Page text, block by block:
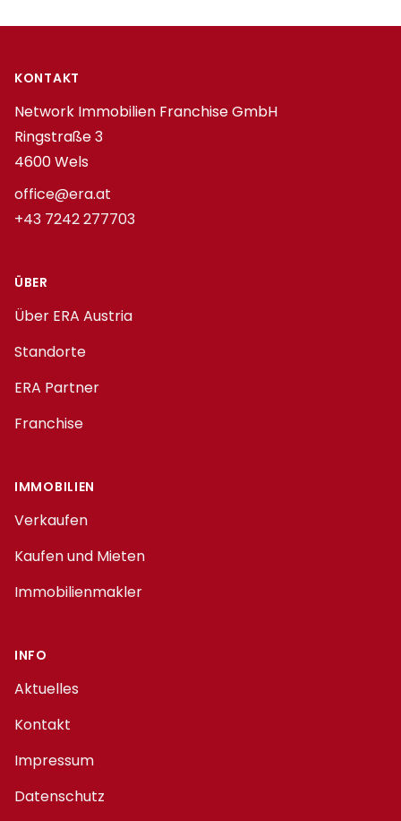
Footer
KONTAKT
Network Immobilien Franchise GmbH
Ringstraße 3
4600 Wels
office@era.at
+43 7242 277703
ÜBER
Über ERA Austria
Standorte
ERA Partner
Franchise
IMMOBILIEN
Verkaufen
Kaufen und Mieten
Immobilienmakler
INFO
Aktuelles
Kontakt
Impressum
Datenschutz